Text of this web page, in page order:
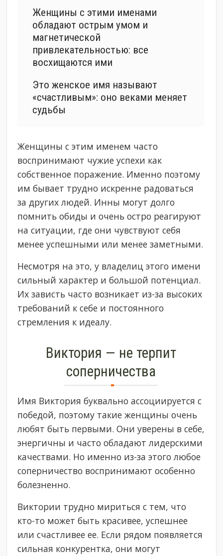
Женщины с этими именами
обладают острым умом и
магнетической
привлекательностью: все
восхищаются ими
Это женское имя называют
«счастливым»: оно веками меняет
судьбы
Женщины с этим именем часто
воспринимают чужие успехи как
собственное поражение. Именно поэтому
им бывает трудно искренне радоваться
за других людей. Инны могут долго
помнить обиды и очень остро реагируют
на ситуации, где они чувствуют себя
менее успешными или менее заметными.
Несмотря на это, у владелиц этого имени
сильный характер и большой потенциал.
Их зависть часто возникает из-за высоких
требований к себе и постоянного
стремления к идеалу.
Виктория — не терпит
соперничества
Имя Виктория буквально ассоциируется с
победой, поэтому такие женщины очень
любят быть первыми. Они уверены в себе,
энергичны и часто обладают лидерскими
качествами. Но именно из-за этого любое
соперничество воспринимают особенно
болезненно.
Виктории трудно мириться с тем, что
кто-то может быть красивее, успешнее
или счастливее ее. Если рядом появляется
сильная конкурентка, они могут